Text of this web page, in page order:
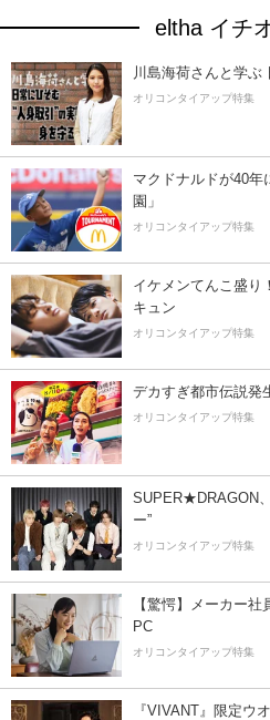
eltha イチ
川島海荷さんと学ぶ
オリコンタイアップ特集
マクドナルドが40年
園」
オリコンタイアップ特集
イケメンてんこ盛り
キュン
オリコンタイアップ特集
デカすぎ都市伝説発
オリコンタイアップ特集
SUPER★DRAGON
ー”
オリコンタイアップ特集
【驚愕】メーカー
PC
オリコンタイアップ特集
『VIVANT』限定ウ